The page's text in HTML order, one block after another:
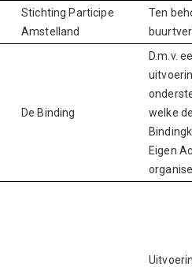
Stichting Participe
Amstelland
Ten
De Binding
D.m.v.
welke
Eigen